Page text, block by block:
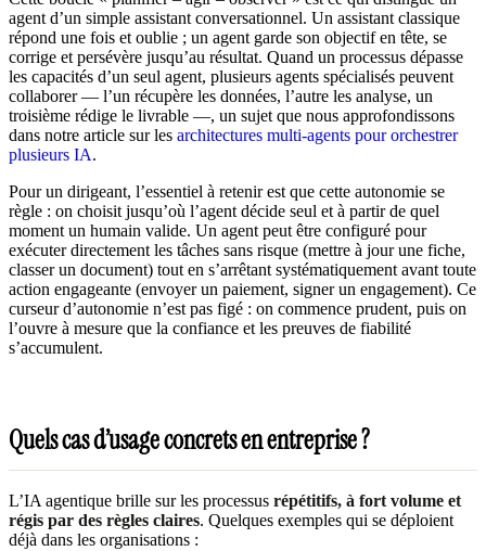
agent d’un simple assistant conversationnel. Un assistant classique
répond une fois et oublie ; un agent garde son objectif en tête, se
corrige et persévère jusqu’au résultat. Quand un processus dépasse
les capacités d’un seul agent, plusieurs agents spécialisés peuvent
collaborer — l’un récupère les données, l’autre les analyse, un
troisième rédige le livrable —, un sujet que nous approfondissons
dans notre article sur les architectures multi-agents pour orchestrer
plusieurs IA.
Pour un dirigeant, l’essentiel à retenir est que cette autonomie se
règle : on choisit jusqu’où l’agent décide seul et à partir de quel
moment un humain valide. Un agent peut être configuré pour
exécuter directement les tâches sans risque (mettre à jour une fiche,
classer un document) tout en s’arrêtant systématiquement avant toute
action engageante (envoyer un paiement, signer un engagement). Ce
curseur d’autonomie n’est pas figé : on commence prudent, puis on
l’ouvre à mesure que la confiance et les preuves de fiabilité
s’accumulent.
Quels cas d’usage concrets en entreprise ?
L’IA agentique brille sur les processus répétitifs, à fort volume et
régis par des règles claires. Quelques exemples qui se déploient
déjà dans les organisations :